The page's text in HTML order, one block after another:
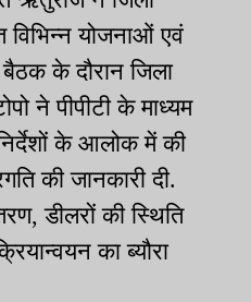
विभिन्न योजनाओं एवं
बैठक के दौरान जिला
ने पीपीटी के माध्यम
के आलोक में की
की जानकारी दी.
डीलरों की स्थिति
का ब्यौरा